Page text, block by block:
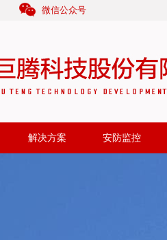
微信公众号
解决方案 安防监控